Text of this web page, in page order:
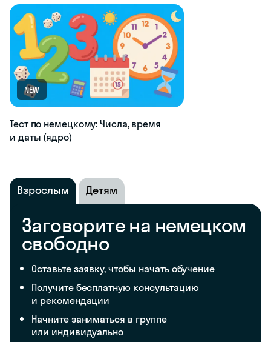
NEW
Тест по немецкому: Числа, время
и даты (ядро)
Взрослым Детям
Заговорите на немецком
свободно
Оставьте заявку, чтобы начать обучение
Получите бесплатную консультацию
и рекомендации
Начните заниматься в группе
или индивидуально